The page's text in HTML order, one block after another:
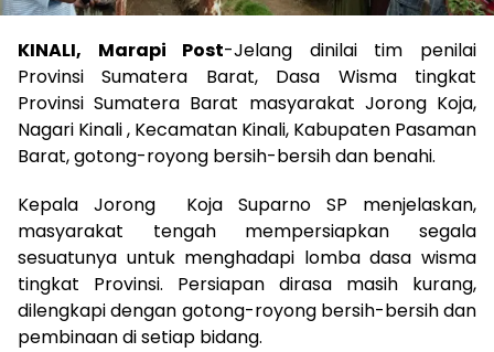
KINALI, Marapi Post-Jelang dinilai tim penilai
Provinsi Sumatera Barat, Dasa Wisma tingkat
Provinsi Sumatera Barat masyarakat Jorong Koja,
Nagari Kinali , Kecamatan Kinali, Kabupaten Pasaman
Barat, gotong-royong bersih-bersih dan benahi.
Kepala Jorong Koja Suparno SP menjelaskan,
masyarakat tengah mempersiapkan segala
sesuatunya untuk menghadapi lomba dasa wisma
tingkat Provinsi. Persiapan dirasa masih kurang,
dilengkapi dengan gotong-royong bersih-bersih dan
pembinaan di setiap bidang.